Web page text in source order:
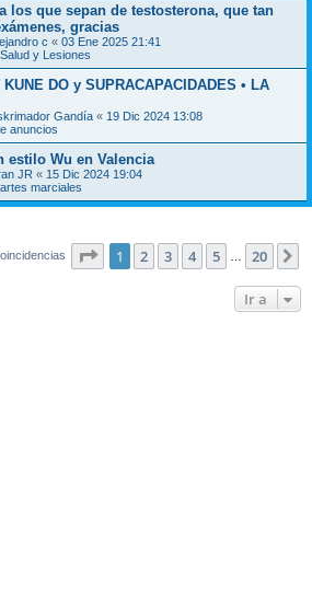
los que sepan de testosterona, que tan
gracias
c « 03 Ene 2025 21:41
y Lesiones
DO y SUPRACAPACIDADES • LA
Gandía « 19 Dic 2024 13:08
anuncios
estilo Wu en Valencia
JR « 15 Dic 2024 19:04
marciales
Página de 20
1 2 3 4 5 20
Ir a